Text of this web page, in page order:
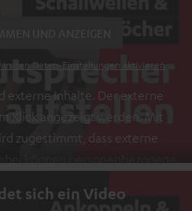
den Daten‑Einstellungen aktivieren
externe Inhalte. Der externe
Klick angezeigt werden. Mit
zugestimmt, dass externe
können personenbezogene
unter I zu
sich ein Video